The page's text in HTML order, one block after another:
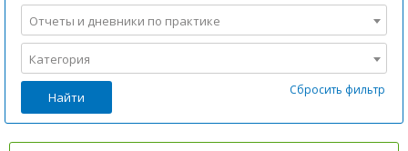
Отчеты и дневники по практике
Категория
Найти Сбросить фильтр